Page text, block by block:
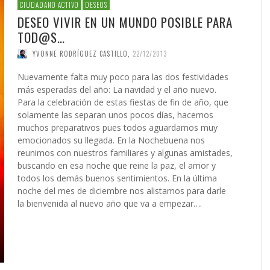
FERRARI , 28/07/2026
, 22/05/2026
NACIONAL PUERTO RICO Y
PARA EL FUTURO
DE PUERTO RICO (II)
ORTÍZ, 24/07/2026
COALICIÓN PARA EL FUTURO
POLÍTICO DE PUERTO RICO (I)
JAVIER AGUILERA FRAGOSO,
ONG OTROMUNDOESPOSIBLE 23/
GLOBAL DEL
GARCÍA GUERRERO
CARLOS GARCÍA GUERRERO 10/
CARDOZO, 29/06/2026
LENIN CARDOZO, 10/06/2026
CIUDADANO ACTIVO DESEOS
DESEO VIVIR EN UN MUNDO POSIBLE PARA
TOD@S…
YVONNE RODRÍGUEZ CASTILLO 22/12/2013
Nuevamente falta muy poco para las dos festividades
más esperadas del año: La navidad y el año nuevo.
Para la celebración de estas fiestas de fin de año, que
solamente las separan unos pocos días, hacemos
muchos preparativos pues todos aguardamos muy
emocionados su llegada. En la Nochebuena nos
reunimos con nuestros familiares y algunas amistades,
buscando en esa noche que reine la paz, el amor y
todos los demás buenos sentimientos. En la última
noche del mes de diciembre nos alistamos para darle
la bienvenida al nuevo año que va a empezar….